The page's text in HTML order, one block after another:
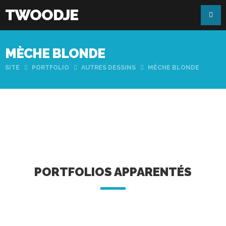
TWOODJE
MÈCHE BLONDE
SITE PORTFOLIO AUTRES DESSINS MÈCHE BLONDE
PORTFOLIOS APPARENTÉS